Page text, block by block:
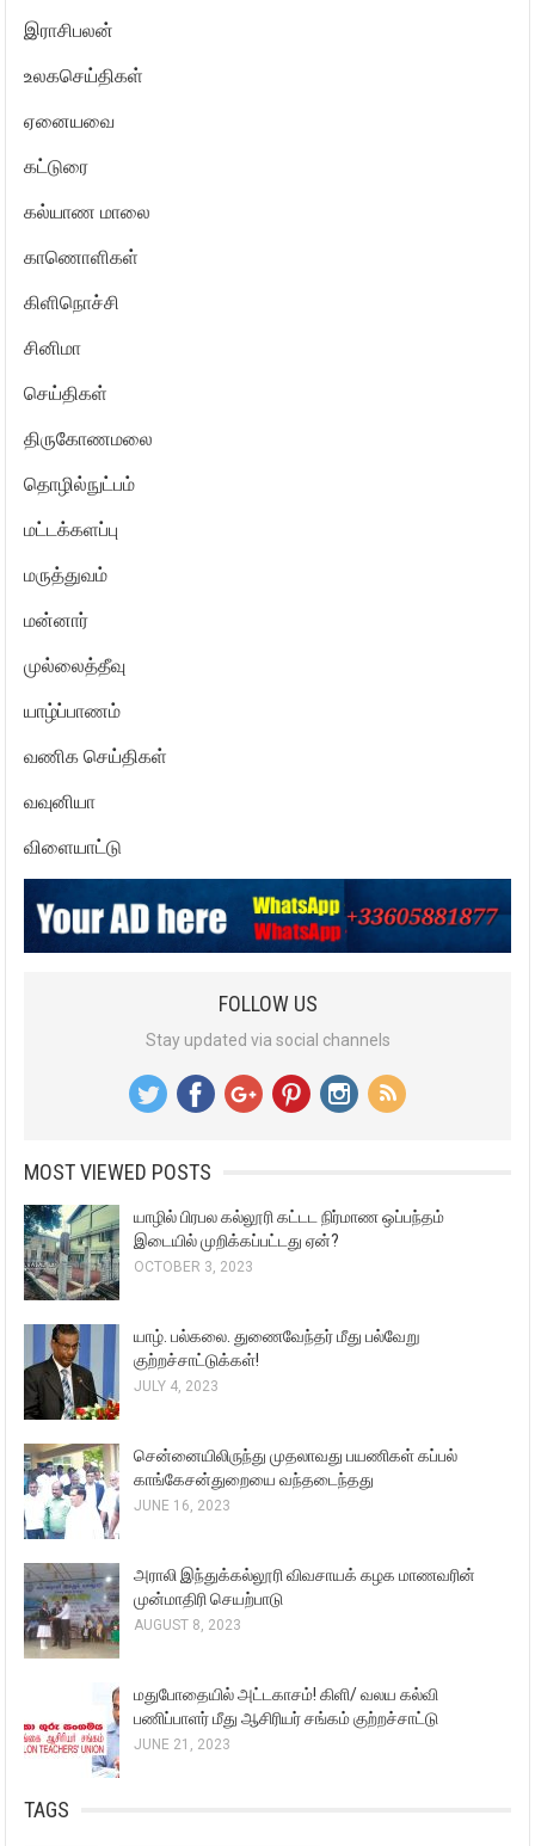
இராசிபலன்
உலகசெய்திகள்
ஏனையவை
கட்டுரை
கல்யாண மாலை
காணொளிகள்
கிளிநொச்சி
சினிமா
செய்திகள்
திருகோணமலை
தொழில்நுட்பம்
மட்டக்களப்பு
மருத்துவம்
மன்னார்
முல்லைத்தீவு
யாழ்ப்பாணம்
வணிக செய்திகள்
வவுனியா
விளையாட்டு
FOLLOW US
Stay updated via social channels
MOST VIEWED POSTS
யாழில் பிரபல கல்லூரி கட்டட நிர்மாண ஒப்பந்தம்
இடையில் முறிக்கப்பட்டது ஏன்?
OCTOBER 3, 2023
யாழ். பல்கலை. துணைவேந்தர் மீது பல்வேறு
குற்றச்சாட்டுக்கள்!
JULY 4, 2023
சென்னையிலிருந்து முதலாவது பயணிகள் கப்பல்
காங்கேசன்துறையை வந்தடைந்தது
JUNE 16, 2023
அராலி இந்துக்கல்லூரி விவசாயக் கழக மாணவரின்
முன்மாதிரி செயற்பாடு
AUGUST 8, 2023
மதுபோதையில் அட்டகாசம்! கிளி/ வலய கல்வி
பணிப்பாளர் மீது ஆசிரியர் சங்கம் குற்றச்சாட்டு
JUNE 21, 2023
TAGS